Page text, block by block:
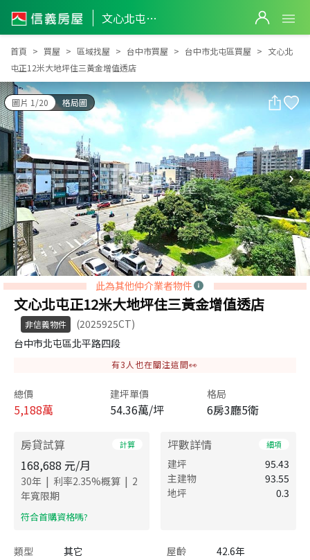
文心北屯正12米大地坪住三黃金增值透店
文心北屯正12米大地坪住三黃金增值透店
首頁 買屋 區域找屋 台中市買屋 台中市北屯區買屋
文心北
屯正12米大地坪住三黃金增值透店
圖片 1/20 格局圖
此為其他仲介業者物件
文心北屯正12米大地坪住三黃金增值透店
非信義物件
(2025925CT)
台中市北屯區北平路四段
有3 人也在關注這間👀
總價
5,188萬
建坪單價
54.36萬/坪
格局
6房3廳5衛
房貸試算 計算
168,688 元/月
30年 | 利率2.35%概算 | 2
年寬限期
​符合首購資格嗎?
坪數詳情 細項
建坪
95.43
主建物
93.55
地坪
0.3
類型 其它 屋齡
42.6年